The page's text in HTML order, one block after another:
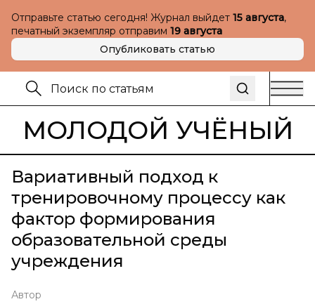
Отправьте статью сегодня! Журнал выйдет 15 августа,
печатный экземпляр отправим 19 августа
Опубликовать статью
МОЛОДОЙ УЧЁНЫЙ
Вариативный подход к
тренировочному процессу как
фактор формирования
образовательной среды
учреждения
Автор